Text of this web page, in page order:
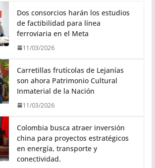
Dos consorcios harán los estudios
de factibilidad para línea
ferroviaria en el Meta
11/03/2026
Carretillas frutícolas de Lejanías
son ahora Patrimonio Cultural
Inmaterial de la Nación
11/03/2026
Colombia busca atraer inversión
china para proyectos estratégicos
en energía, transporte y
conectividad.